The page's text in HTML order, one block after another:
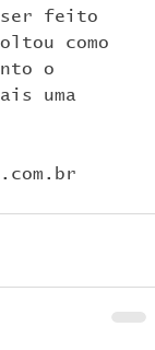
ser feito
como
o
uma